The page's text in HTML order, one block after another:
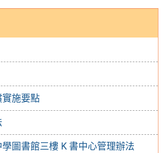
實施要點
圖書館三樓 K 書中心管理辦法